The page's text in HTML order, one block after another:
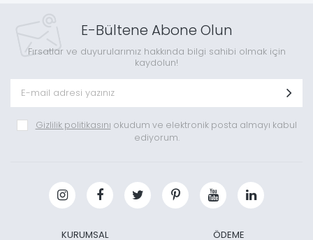
E-Bültene Abone Olun
Fırsatlar ve duyurularımız hakkında bilgi sahibi olmak için
kaydolun!
Gizlilik politikasını okudum ve elektronik posta almayı kabul
ediyorum.
KURUMSAL ÖDEME